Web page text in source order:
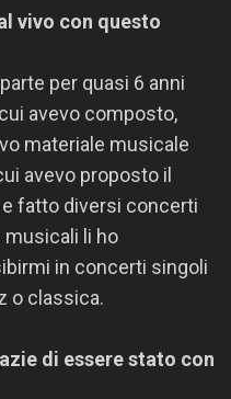
vivo con questo
per quasi 6 anni
avevo composto,
materiale musicale
avevo proposto il
fatto diversi concerti
musicali li ho
in concerti singoli
o classica.
di essere stato con